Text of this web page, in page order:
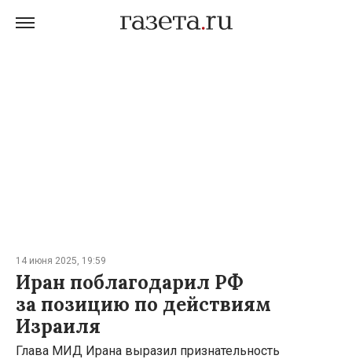
14 июня 2025, 19:59
Иран поблагодарил РФ
за позицию по действиям
Израиля
Глава МИД Ирана выразил признательность